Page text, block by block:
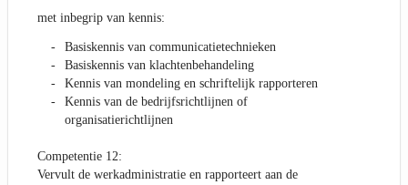
met inbegrip van kennis:
Basiskennis van communicatietechnieken
Basiskennis van klachtenbehandeling
Kennis van mondeling en schriftelijk rapporteren
Kennis van de bedrijfsrichtlijnen of
organisatierichtlijnen
Competentie 12:
Vervult de werkadministratie en rapporteert aan de